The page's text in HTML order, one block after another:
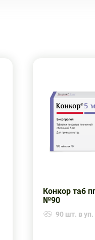
Конкор таб
№90
90 шт. в уп.